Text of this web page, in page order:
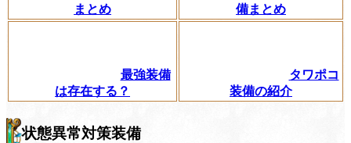
まとめ
備まとめ
最強装備
は存在する？
タワポコ
装備の紹介
状態異常対策装備